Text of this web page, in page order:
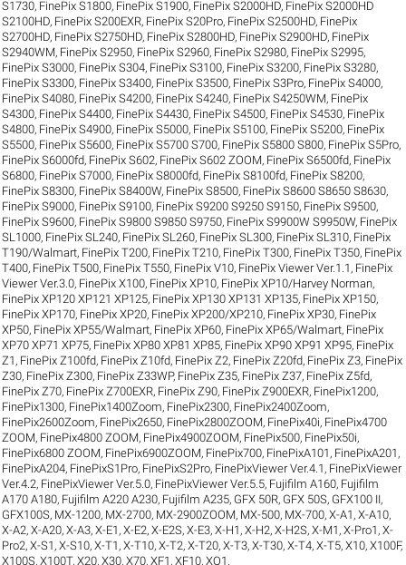
S1730, FinePix S1800, FinePix S1900, FinePix S2000HD, FinePix S2000HD
S2100HD, FinePix S200EXR, FinePix S20Pro, FinePix S2500HD, FinePix
S2700HD, FinePix S2750HD, FinePix S2800HD, FinePix S2900HD, FinePix
S2940WM, FinePix S2950, FinePix S2960, FinePix S2980, FinePix S2995,
FinePix S3000, FinePix S304, FinePix S3100, FinePix S3200, FinePix S3280,
FinePix S3300, FinePix S3400, FinePix S3500, FinePix S3Pro, FinePix S4000,
FinePix S4080, FinePix S4200, FinePix S4240, FinePix S4250WM, FinePix
S4300, FinePix S4400, FinePix S4430, FinePix S4500, FinePix S4530, FinePix
S4800, FinePix S4900, FinePix S5000, FinePix S5100, FinePix S5200, FinePix
S5500, FinePix S5600, FinePix S5700 S700, FinePix S5800 S800, FinePix S5Pro,
FinePix S6000fd, FinePix S602, FinePix S602 ZOOM, FinePix S6500fd, FinePix
S6800, FinePix S7000, FinePix S8000fd, FinePix S8100fd, FinePix S8200,
FinePix S8300, FinePix S8400W, FinePix S8500, FinePix S8600 S8650 S8630,
FinePix S9000, FinePix S9100, FinePix S9200 S9250 S9150, FinePix S9500,
FinePix S9600, FinePix S9800 S9850 S9750, FinePix S9900W S9950W, FinePix
SL1000, FinePix SL240, FinePix SL260, FinePix SL300, FinePix SL310, FinePix
T190/Walmart, FinePix T200, FinePix T210, FinePix T300, FinePix T350, FinePix
T400, FinePix T500, FinePix T550, FinePix V10, FinePix Viewer Ver.1.1 , FinePix
Viewer Ver.3.0, FinePix X100, FinePix XP10, FinePix XP10/Harvey Norman,
FinePix XP120 XP121 XP125, FinePix XP130 XP131 XP135, FinePix XP150,
FinePix XP170, FinePix XP20, FinePix XP200/XP210, FinePix XP30, FinePix
XP50, FinePix XP55/Walmart, FinePix XP60, FinePix XP65/Walmart, FinePix
XP70 XP71 XP75, FinePix XP80 XP81 XP85, FinePix XP90 XP91 XP95, FinePix
Z1 , FinePix Z100fd, FinePix Z10fd, FinePix Z2, FinePix Z20fd, FinePix Z3, FinePix
Z30, FinePix Z300, FinePix Z33WP, FinePix Z35, FinePix Z37, FinePix Z5fd,
FinePix Z70, FinePix Z700EXR, FinePix Z90, FinePix Z900EXR, FinePix1200,
FinePix1300, FinePix1400Zoom, FinePix2300, FinePix2400Zoom,
FinePix2600Zoom, FinePix2650, FinePix2800ZOOM, FinePix40i, FinePix4700
ZOOM, FinePix4800 ZOOM, FinePix4900ZOOM, FinePix500, FinePix50i,
FinePix6800 ZOOM, FinePix6900ZOOM, FinePix700, FinePixA101 , FinePixA201 ,
FinePixA204, FinePixS1Pro, FinePixS2Pro, FinePixViewer Ver.4.1 , FinePixViewer
Ver.4.2, FinePixViewer Ver.5.0, FinePixViewer Ver.5.5, Fujifilm A160, Fujifilm
A170 A180, Fujifilm A220 A230, Fujifilm A235, GFX 50R, GFX 50S, GFX100 II,
GFX100S, MX-1200, MX-2700, MX-2900ZOOM, MX-500, MX-700,X-A1 ,X-A10,
X-A2,X-A20,X-A3,X-E1 ,X-E2,X-E2S,X-E3,X-H1 ,X-H2,X-H2S,X-M1 ,X-Pro1 ,X-
Pro2,X-S1 ,X-S10,X-T1 ,X-T10,X-T2,X-T20,X-T3,X-T30,X-T4,X-T5,X10,X100F,
X100S,X100T,X20,X30,X70,XF1 ,XF10,XQ1